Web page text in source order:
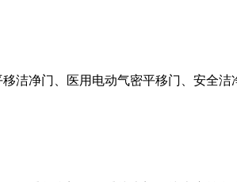
洁净门、医用电动气密平移门、安全